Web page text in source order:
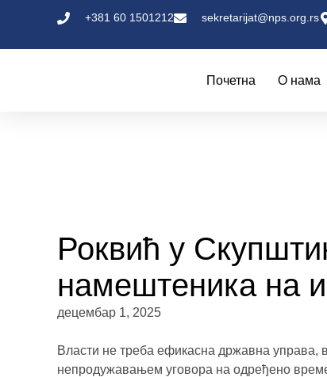
+381 60 1501212 sekretarijat@nps.org.rs
Почетна О нама
Роквић у
намештеника на
децембар 1, 2025
Власти не треба ефикасна државна управа,
непродужавањем уговора на одређено